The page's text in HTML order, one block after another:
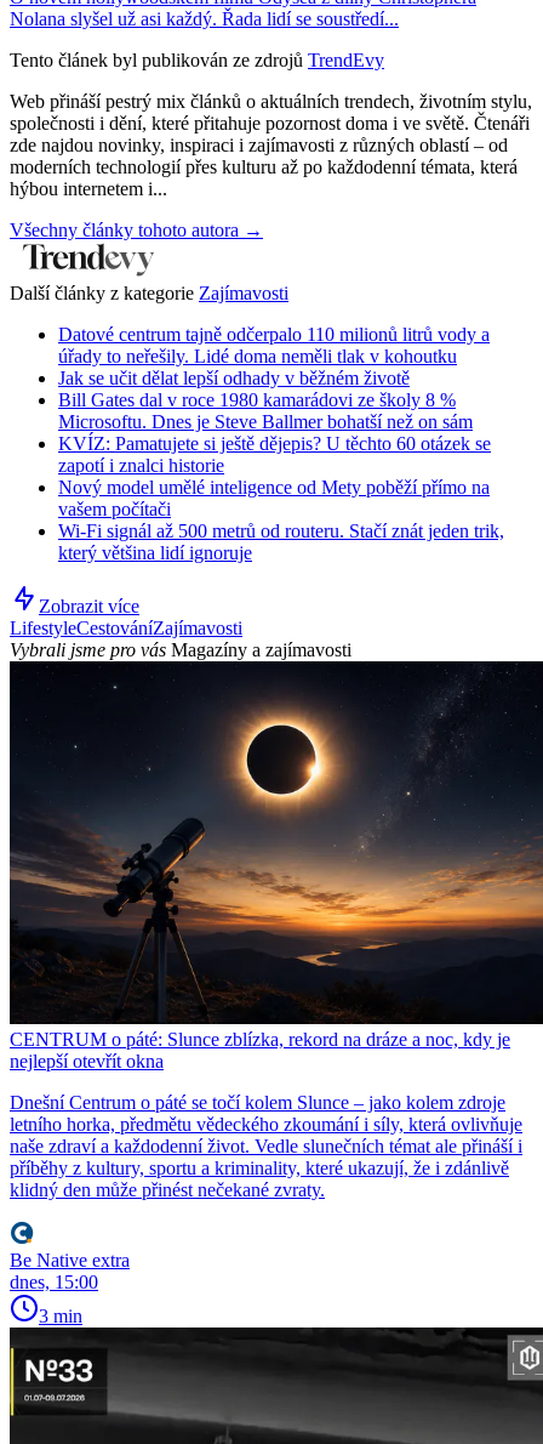
Nolana slyšel už asi každý. Řada lidí se soustředí...
Tento článek byl publikován ze zdrojů TrendEvy
Web přináší pestrý mix článků o aktuálních trendech, životním stylu,
společnosti i dění, které přitahuje pozornost doma i ve světě. Čtenáři
zde najdou novinky, inspiraci i zajímavosti z různých oblastí – od
moderních technologií přes kulturu až po každodenní témata, která
hýbou internetem i...
Všechny články tohoto autora →
Další články z kategorie Zajímavosti
Datové centrum tajně odčerpalo 110 milionů litrů vody a
úřady to neřešily. Lidé doma neměli tlak v kohoutku
Jak se učit dělat lepší odhady v běžném životě
Bill Gates dal v roce 1980 kamarádovi ze školy 8 %
Microsoftu. Dnes je Steve Ballmer bohatší než on sám
KVÍZ: Pamatujete si ještě dějepis? U těchto 60 otázek se
zapotí i znalci historie
Nový model umělé inteligence od Mety poběží přímo na
vašem počítači
Wi-Fi signál až 500 metrů od routeru. Stačí znát jeden trik,
který většina lidí ignoruje
Zobrazit více
LifestyleCestováníZajímavosti
Vybrali jsme pro vás Magazíny a zajímavosti
CENTRUM o páté: Slunce zblízka, rekord na dráze a noc, kdy je
nejlepší otevřít okna
Dnešní Centrum o páté se točí kolem Slunce – jako kolem zdroje
letního horka, předmětu vědeckého zkoumání i síly, která ovlivňuje
naše zdraví a každodenní život. Vedle slunečních témat ale přináší i
příběhy z kultury, sportu a kriminality, které ukazují, že i zdánlivě
klidný den může přinést nečekané zvraty.
Be Native extra
dnes, 15:00
3 min